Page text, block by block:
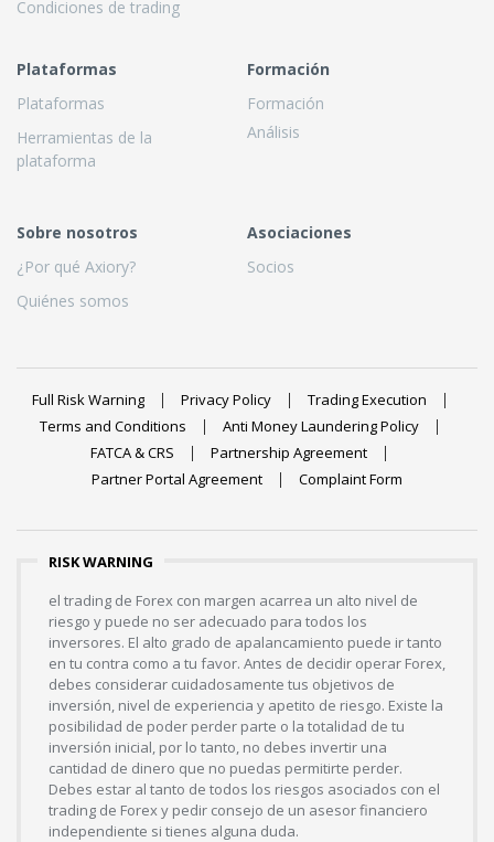
Condiciones de trading
Plataformas
Plataformas
Herramientas de la
plataforma
Formación
Formación
Análisis
Sobre nosotros
¿Por qué Axiory?
Quiénes somos
Asociaciones
Socios
Full Risk Warning Privacy Policy
Trading Execution
Terms and Conditions
Anti Money Laundering Policy
FATCA & CRS
Partnership Agreement
Partner Portal Agreement
Complaint Form
RISK WARNING
el trading de Forex con margen acarrea un alto nivel de
riesgo y puede no ser adecuado para todos los
inversores. El alto grado de apalancamiento puede ir tanto
en tu contra como a tu favor. Antes de decidir operar Forex,
debes considerar cuidadosamente tus objetivos de
inversión, nivel de experiencia y apetito de riesgo. Existe la
posibilidad de poder perder parte o la totalidad de tu
inversión inicial, por lo tanto, no debes invertir una
cantidad de dinero que no puedas permitirte perder.
Debes estar al tanto de todos los riesgos asociados con el
trading de Forex y pedir consejo de un asesor financiero
independiente si tienes alguna duda.